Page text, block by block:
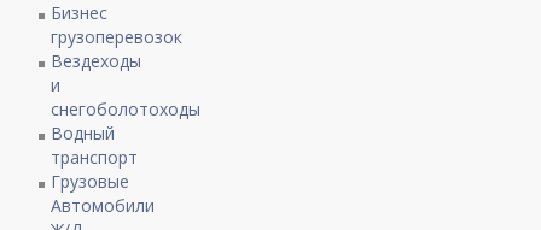
Бизнес
грузоперевозок
Вездеходы
и
снегоболотоходы
Водный
транспорт
Грузовые
Автомобили